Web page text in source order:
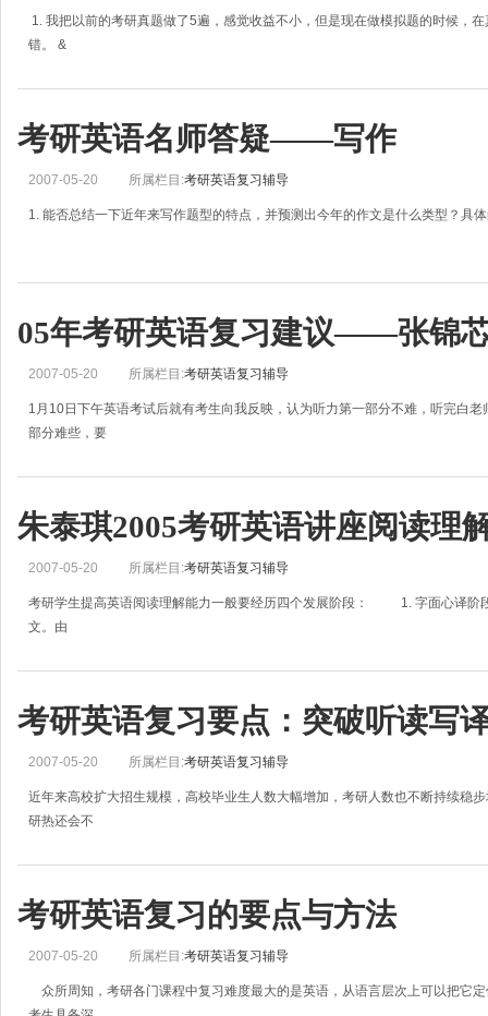
1. 我把以前的考研真题做了5遍，感觉收益不小，但是现在做模拟题的时候，
错。 &
考研英语名师答疑——写作
2007-05-20 所属栏目:考研英语复习辅导
1. 能否总结一下近年来写作题型的特点，并预测出今年的作文是什么类型？
05年考研英语复习建议——张锦
2007-05-20 所属栏目:考研英语复习辅导
1月10日下午英语考试后就有考生向我反映，认为听力第一部分不难，听完白
部分难些，要
朱泰琪2005考研英语讲座阅读理
2007-05-20 所属栏目:考研英语复习辅导
考研学生提高英语阅读理解能力一般要经历四个发展阶段： 1. 字面心译阶
文。由
考研英语复习要点：突破听读写
2007-05-20 所属栏目:考研英语复习辅导
近年来高校扩大招生规模，高校毕业生人数大幅增加，考研人数也不断持续稳
研热还会不
考研英语复习的要点与方法
2007-05-20 所属栏目:考研英语复习辅导
众所周知，考研各门课程中复习难度最大的是英语，从语言层次上可以把它